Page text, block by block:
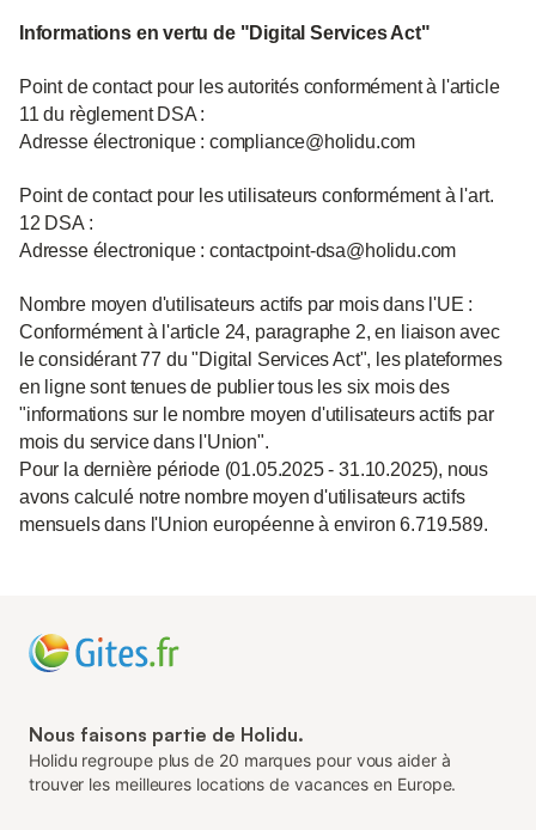
Informations en vertu de "Digital Services Act"
Point de contact pour les autorités conformément à l'article
11 du règlement DSA :
Adresse électronique : compliance@holidu.com
Point de contact pour les utilisateurs conformément à l'art.
12 DSA :
Adresse électronique : contactpoint-dsa@holidu.com
Nombre moyen d'utilisateurs actifs par mois dans l'UE :
Conformément à l'article 24, paragraphe 2, en liaison avec
le considérant 77 du "Digital Services Act", les plateformes
en ligne sont tenues de publier tous les six mois des
"informations sur le nombre moyen d'utilisateurs actifs par
mois du service dans l'Union".
Pour la dernière période (01.05.2025 - 31.10.2025), nous
avons calculé notre nombre moyen d'utilisateurs actifs
mensuels dans l'Union européenne à environ 6.719.589.
Nous faisons partie de Holidu.
Holidu regroupe plus de 20 marques pour vous aider à
trouver les meilleures locations de vacances en Europe.